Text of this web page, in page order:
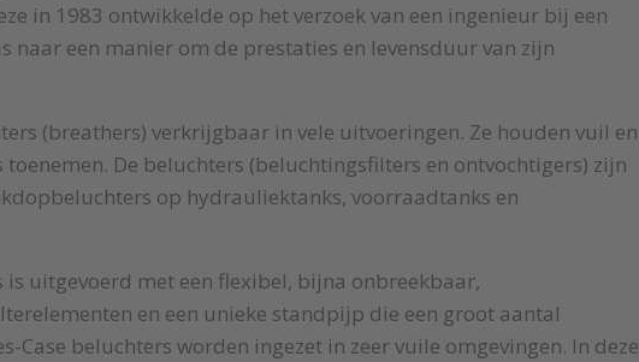
in 1983 ontwikkelde op het verzoek van een ingenieur bij een
naar een manier om de prestaties en levensduur van zijn
(breathers) verkrijgbaar in vele uitvoeringen. Ze houden vuil en
De beluchters (beluchtingsfilters en ontvochtigers) zijn
op hydrauliektanks, voorraadtanks en
uitgevoerd met een flexibel, bijna onbreekbaar,
en een unieke standpijp die een groot aantal
Case beluchters worden ingezet in zeer vuile omgevingen. In deze